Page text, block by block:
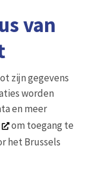
van
zijn gegevens
worden
en meer
om toegang te
het Brussels